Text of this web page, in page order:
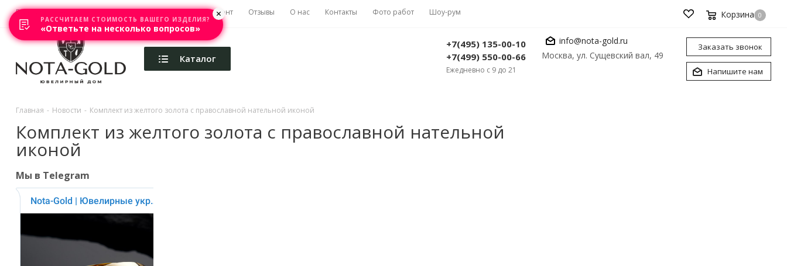
Главная Акции Каталоги Изготовление Ремонт Отзывы О нас Контакты Фото работ Шоу-рум Корзина 0
Каталог
+7(495) 135-00-10
+7(499) 550-00-66
Ежедневно с 9 до 21
info@nota-gold.ru
Москва, ул. Сущевский вал, 49
Заказать звонок
Напишите нам
Главная - Новости - Комплект из желтого золота с православной нательной иконой
Комплект из желтого золота с православной нательной
иконой
Мы в Telegram
РАССЧИТАЕМ СТОИМОСТЬ ВАШЕГО ИЗДЕЛИЯ?
«Ответьте на несколько вопросов»